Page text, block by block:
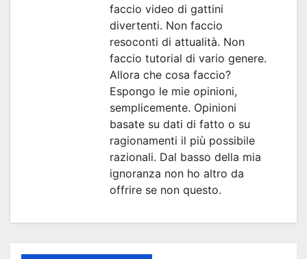
faccio video di gattini
divertenti. Non faccio
resoconti di attualità. Non
faccio tutorial di vario genere.
Allora che cosa faccio?
Espongo le mie opinioni,
semplicemente. Opinioni
basate su dati di fatto o su
ragionamenti il più possibile
razionali. Dal basso della mia
ignoranza non ho altro da
offrire se non questo.